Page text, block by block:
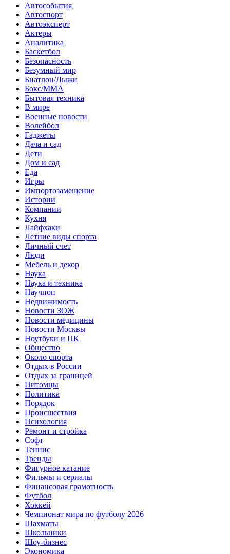
Автособытия
Автоспорт
Автоэксперт
Актеры
Аналитика
Баскетбол
Безопасность
Безумный мир
Биатлон/Лыжи
Бокс/MMA
Бытовая техника
В мире
Военные новости
Волейбол
Гаджеты
Дача и сад
Дети
Дом и сад
Еда
Игры
Импортозамещение
Истории
Компании
Кухня
Лайфхаки
Летние виды спорта
Личный счет
Люди
Мебель и декор
Наука
Наука и техника
Научпоп
Недвижимость
Новости ЗОЖ
Новости медицины
Новости Москвы
Ноутбуки и ПК
Общество
Около спорта
Отдых в России
Отдых за границей
Питомцы
Политика
Порядок
Происшествия
Психология
Ремонт и стройка
Софт
Теннис
Тренды
Фигурное катание
Фильмы и сериалы
Финансовая грамотность
Футбол
Хоккей
Чемпионат мира по футболу 2026
Шахматы
Школьники
Шоу-бизнес
Экономика